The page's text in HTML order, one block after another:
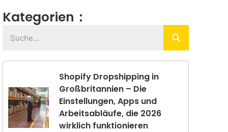
Kategorien：
Shopify Dropshipping in
Großbritannien – Die
Einstellungen, Apps und
Arbeitsabläufe, die 2026
wirklich funktionieren